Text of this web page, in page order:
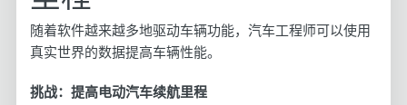
随着软件越来越多地驱动车辆功能，汽车工程师可以使用
真实世界的数据提高车辆性能。
挑战：提高电动汽车续航里程